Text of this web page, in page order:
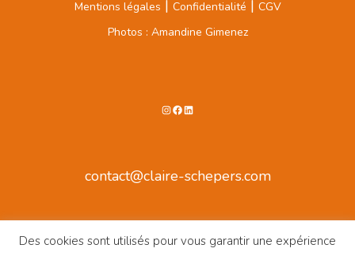
Mentions légales | Confidentialité | CGV
Photos : Amandine Gimenez
Instagram
Facebook
LinkedIn
contact@claire-schepers.com
Des cookies sont utilisés pour vous garantir une expérience